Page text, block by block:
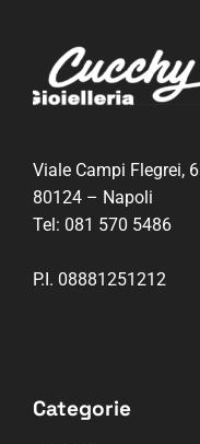
Viale Campi Flegrei, 6
80124 – Napoli
Tel: 081 570 5486
P.I. 08881251212
Categorie